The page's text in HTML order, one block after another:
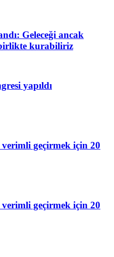
Geleceği ancak
kurabiliriz
yapıldı
geçirmek için 20
geçirmek için 20